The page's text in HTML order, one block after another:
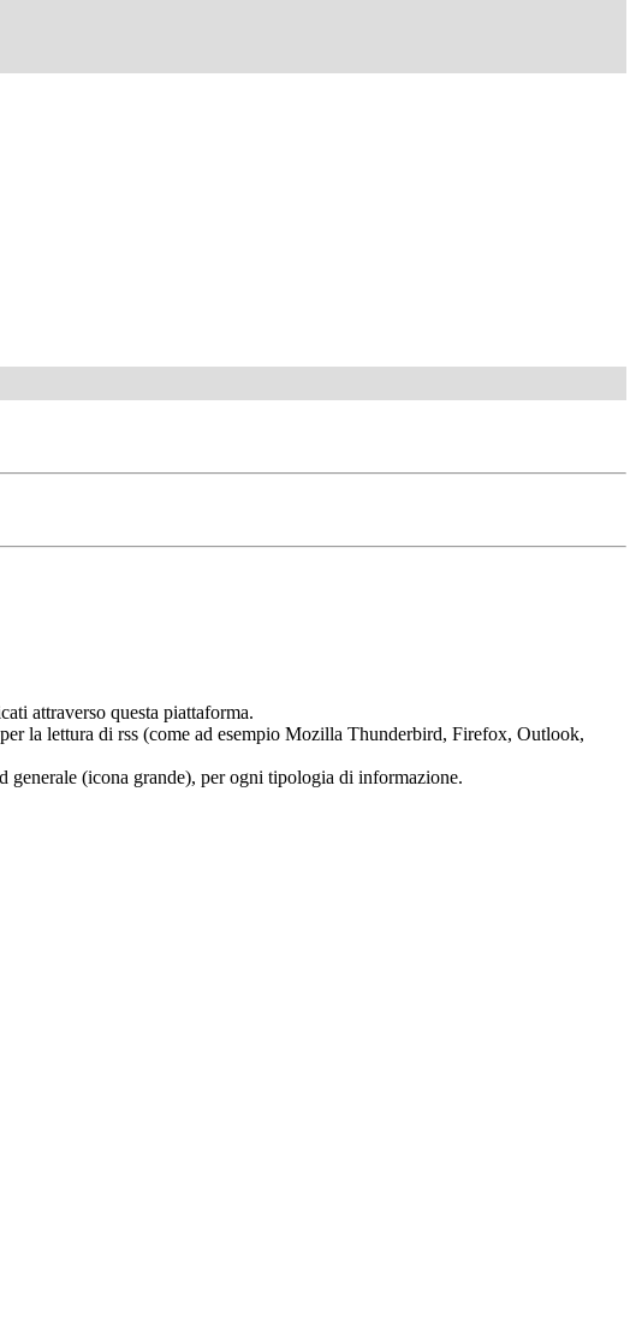
attraverso questa piattaforma.
la lettura di rss (come ad esempio Mozilla Thunderbird, Firefox, Outlook,
generale (icona grande), per ogni tipologia di informazione.